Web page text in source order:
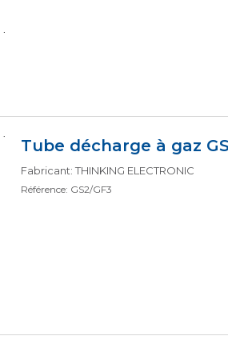
Tube décharge à gaz
Fabricant: THINKING ELECTRONIC
Référence: GS2/GF3